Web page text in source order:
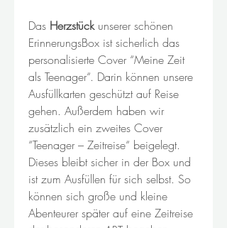
Das Herzstückunserer schönen
ErinnerungsBox ist sicherlich das
personalisierte Cover “Meine Zeit
als Teenager“. Darin können unsere
Ausfüllkarten geschützt auf Reise
gehen. Außerdem haben wir
zusätzlich ein zweites Cover
“Teenager – Zeitreise“ beigelegt.
Dieses bleibt sicher in der Box und
ist zum Ausfüllen für sich selbst. So
können sich große und kleine
Abenteurer später auf eine Zeitreise